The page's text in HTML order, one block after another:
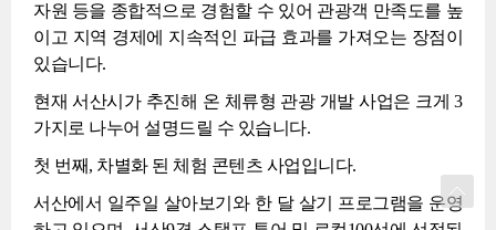
자원 등을 종합적으로 경험할 수 있어 관광객 만족도를 높
이고 지역 경제에 지속적인 파급 효과를 가져오는 장점이
있습니다.
현재 서산시가 추진해 온 체류형 관광 개발 사업은 크게 3
가지로 나누어 설명드릴 수 있습니다.
첫 번째, 차별화 된 체험 콘텐츠 사업입니다.
서산에서 일주일 살아보기와 한 달 살기 프로그램을 운영